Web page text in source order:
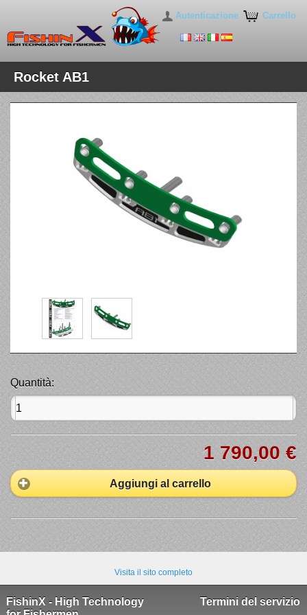
Carrello
Autenticazione
Rocket AB1
Quantità:
1 790,00 €
Aggiungi al carrello
Visita il sito completo
FishinX - High Technology
Termini del servizio